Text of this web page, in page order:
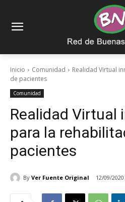
Inicio Comunidad
Realidad Virtual
de pacientes
Comunidad
Realidad Virtual
para la
pacientes
By Ver Fuente Original 12/09/2020